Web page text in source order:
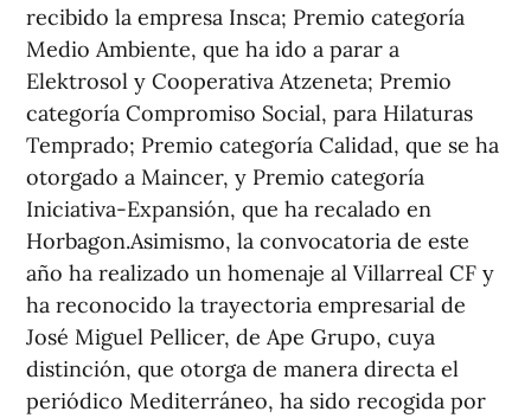
recibido la empresa Insca; Premio categoría
Medio Ambiente, que ha ido a parar a
Elektrosol y Cooperativa Atzeneta; Premio
categoría Compromiso Social, para Hilaturas
Temprado; Premio categoría Calidad, que se ha
otorgado a Maincer, y Premio categoría
Iniciativa-Expansión, que ha recalado en
Horbagon.Asimismo, la convocatoria de este
año ha realizado un homenaje al Villarreal CF y
ha reconocido la trayectoria empresarial de
José Miguel Pellicer, de Ape Grupo, cuya
distinción, que otorga de manera directa el
periódico Mediterráneo, ha sido recogida por